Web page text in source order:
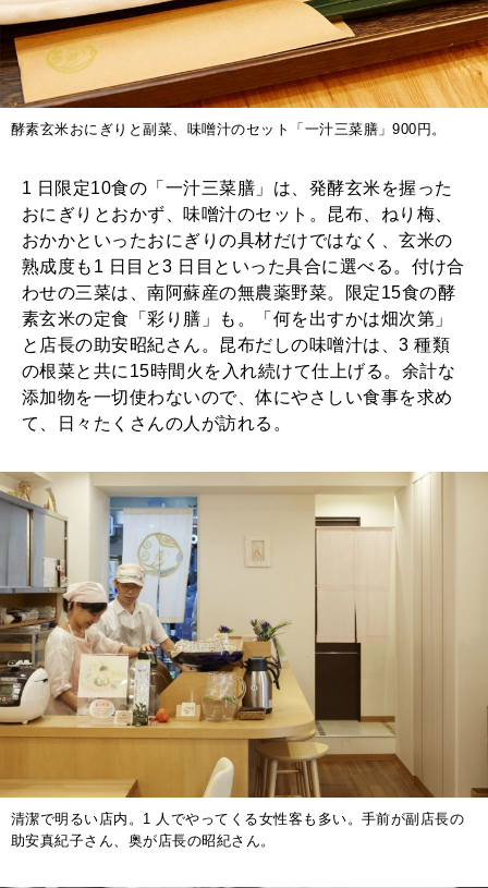
酵素玄米おにぎりと副菜、味噌汁のセット「一汁三菜膳」900円。
1 日限定10食の「一汁三菜膳」は、発酵玄米を握った
おにぎりとおかず、味噌汁のセット。昆布、ねり梅、
おかかといったおにぎりの具材だけではなく、玄米の
熟成度も1 日目と3 日目といった具合に選べる。付け合
わせの三菜は、南阿蘇産の無農薬野菜。限定15食の酵
素玄米の定食「彩り膳」も。「何を出すかは畑次第」
と店長の助安昭紀さん。昆布だしの味噌汁は、3 種類
の根菜と共に15時間火を入れ続けて仕上げる。余計な
添加物を一切使わないので、体にやさしい食事を求め
て、日々たくさんの人が訪れる。
清潔で明るい店内。1 人でやってくる女性客も多い。手前が副店長の
助安真紀子さん、奥が店長の昭紀さん。